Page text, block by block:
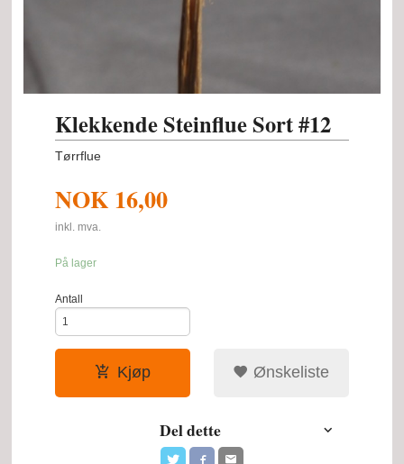
Klekkende Steinflue Sort #12
Tørrflue
NOK 16,00
inkl. mva.
På lager
Antall
Kjøp Ønskeliste
Del dette